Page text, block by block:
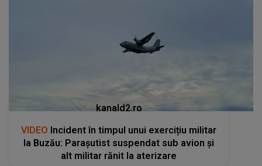
kanald2.ro
VIDEO Incident în timpul unui exercițiu militar
la Buzău: Parașutist suspendat sub avion și
alt militar rănit la aterizare